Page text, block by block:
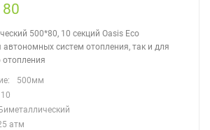
500*80, 10 секций Oasis Eco
автономных систем отопления, так и для
отопления
500мм
10
Биметаллический
атм